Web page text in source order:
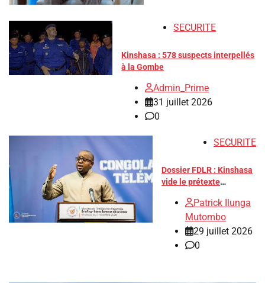
SECURITE
Kinshasa : 578 suspects interpellés
à la Gombe
Admin_Prime
31 juillet 2026
0
SECURITE
Dossier FDLR : Kinshasa
vide le prétexte
Rwanda Patrick Ilunga
Mutombo
29 juillet 2026
0